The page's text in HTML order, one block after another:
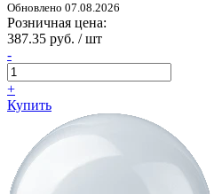
Обновлено 07.08.2026
Розничная цена:
387.35 руб. / шт
-
+
Купить